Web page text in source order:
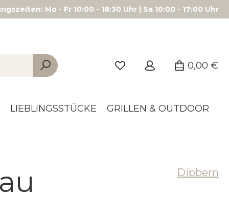
Mo - Fr 10:00 - 18:30 Uhr | Sa 10:00 - 17:00 Uhr
0,00 €
LIEBLINGSSTÜCKE GRILLEN & OUTDOOR
Dibbern